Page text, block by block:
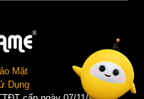
Mật
Dụng